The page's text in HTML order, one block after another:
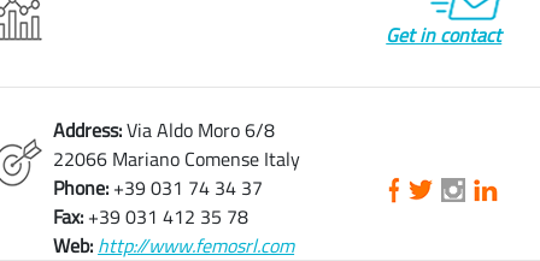
Get in contact
Address:Via Aldo Moro 6/8
22066 Mariano Comense Italy
Phone: +39 031 74 34 37
Fax: +39 031 412 35 78
Web: http://www.femosrl.com